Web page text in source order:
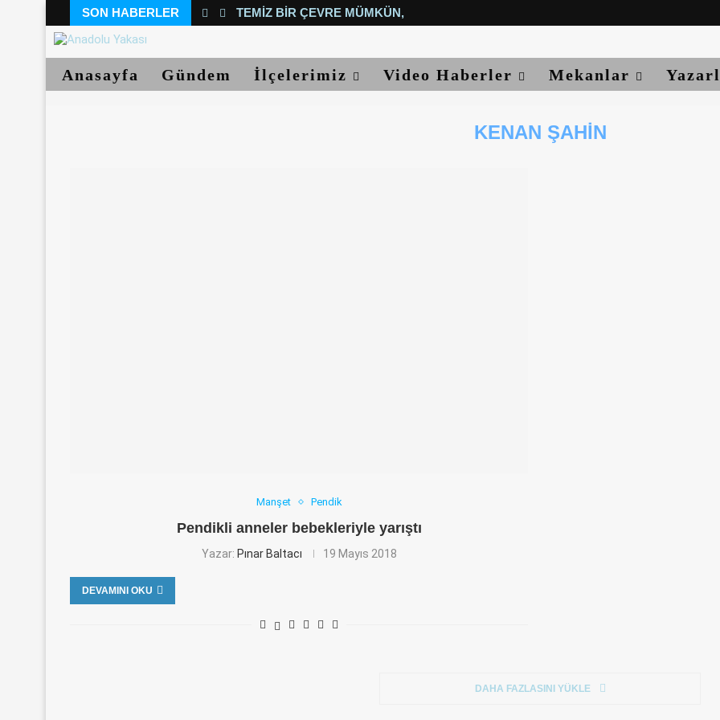
SON HABERLER TEMIZ BIR ÇEVRE MÜMKÜN, YETER...
Anasayfa Gündem İlçelerimiz Video Haberler Mekanlar
KENAN ŞAHIN
Manşet Pendik
Pendikli anneler bebekleriyle yarıştı
Yazar: Pınar Baltacı 19 Mayıs 2018
DEVAMINI OKU
DAHA FAZLASINI YÜKLE